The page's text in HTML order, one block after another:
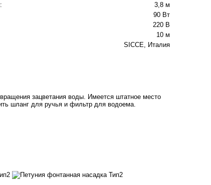
3,8 м
90 Вт
220 В
10 м
SICCE, Италия
зацветания воды. Имеется штатное место
шланг для ручья и фильтр для водоема.